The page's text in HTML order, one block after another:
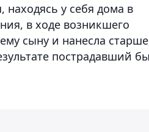
у себя дома в
в ходе возникшего
сыну и нанесла
пострадавший